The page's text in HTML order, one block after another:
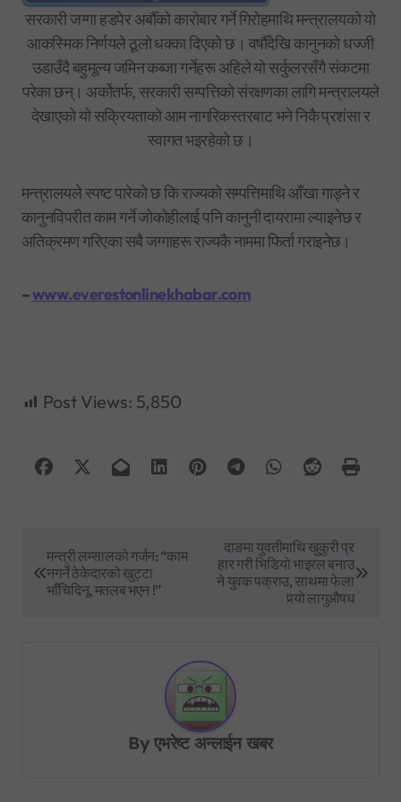
सरकारी जग्गा हडपेर अर्बौँको कारोबार गर्ने गिरोहमाथि मन्त्रालयको यो
आकस्मिक निर्णयले ठूलो धक्का दिएको छ। वर्षौँदेखि कानुनको धज्जी
उडाउँदै बहुमूल्य जमिन कब्जा गर्नेहरू अहिले यो सर्कुलरसँगै संकटमा
परेका छन्। अर्कोतर्फ, सरकारी सम्पत्तिको संरक्षणका लागि मन्त्रालयले
देखाएको यो सक्रियताको आम नागरिकस्तरबाट भने निकै प्रशंसा र
स्वागत भइरहेको छ।
मन्त्रालयले स्पष्ट पारेको छ कि राज्यको सम्पत्तिमाथि आँखा गाड्ने र
कानुनविपरीत काम गर्ने जोकोहीलाई पनि कानुनी दायरामा ल्याइनेछ र
अतिक्रमण गरिएका सबै जग्गाहरू राज्यकै नाममा फिर्ता गराइनेछ।
–www.everestonlinekhabar.com
Post Views: 5,850
o
मन्त्री लम्सालको गर्जन: “काम
नगर्ने ठेकेदारको खुट्टा
भाँचिदिनू, मतलब भएन !”
दाङमा युवतीमाथि खुकुरी प्र
हार गरी भिडियो भाइरल बनाउ
ने युवक पक्राउ, साथमा फेला
पर्‍यो लागुऔषध
Byएभरेष्ट अन्लाईन खबर